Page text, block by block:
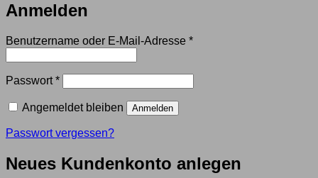
Anmelden
Benutzername oder E-Mail-Adresse *Erforderlich
Passwort*Erforderlich
Angemeldet bleiben Anmelden
Passwort vergessen?
Neues Kundenkonto anlegen